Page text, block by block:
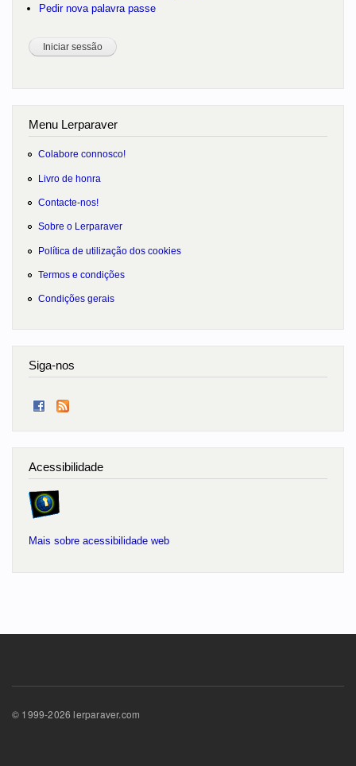
Pedir nova palavra passe
Menu Lerparaver
Colabore connosco!
Livro de honra
Contacte-nos!
Sobre o Lerparaver
Política de utilização dos cookies
Termos e condições
Condições gerais
Siga-nos
Acessibilidade
Mais sobre acessibilidade web
© 1999-2026 lerparaver.com